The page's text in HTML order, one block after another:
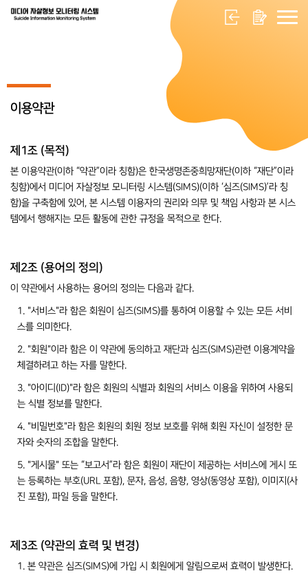
이용약관
제1조 (목적)
본 이용약관(이하 “약관”이라 칭함)은 한국생명존중희망재단(이하 “재단”이라
칭함)에서 미디어 자살정보 모니터링 시스템(SIMS)(이하 ‘심즈(SIMS)’라 칭
함)을 구축함에 있어, 본 시스템 이용자의 권리와 의무 및 책임 사항과 본 시스
템에서 행해지는 모든 활동에 관한 규정을 목적으로 한다.
제2조 (용어의 정의)
이 약관에서 사용하는 용어의 정의는 다음과 같다.
1. "서비스"라 함은 회원이 심즈(SIMS)를 통하여 이용할 수 있는 모든 서비
스를 의미한다.
2. "회원"이라 함은 이 약관에 동의하고 재단과 심즈(SIMS)관련 이용계약을
체결하려고 하는 자를 말한다.
3. "아이디(ID)"라 함은 회원의 식별과 회원의 서비스 이용을 위하여 사용되
는 식별 정보를 말한다.
4. "비밀번호"라 함은 회원의 회원 정보 보호를 위해 회원 자신이 설정한 문
자와 숫자의 조합을 말한다.
5. "게시물" 또는 “보고서”라 함은 회원이 재단이 제공하는 서비스에 게시 또
는 등록하는 부호(URL 포함), 문자, 음성, 음향, 영상(동영상 포함), 이미지(사
진 포함), 파일 등을 말한다.
제3조 (약관의 효력 및 변경)
1. 본 약관은 심즈(SIMS)에 가입 시 회원에게 알림으로써 효력이 발생한다.